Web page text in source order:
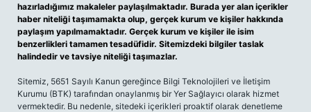
hazırladığımız makaleler paylaşılmaktadır. Burada yer alan içerikler
haber niteliği taşımamakta olup, gerçek kurum ve kişiler hakkında
paylaşım yapılmamaktadır. Gerçek kurum ve kişiler ile isim
benzerlikleri tamamen tesadüfidir. Sitemizdeki bilgiler taslak
halindedir ve tavsiye niteliği taşımazlar.
Sitemiz, 5651 Sayılı Kanun gereğince Bilgi Teknolojileri ve İletişim
Kurumu (BTK) tarafından onaylanmış bir Yer Sağlayıcı olarak hizmet
vermektedir. Bu nedenle, sitedeki içerikleri proaktif olarak denetleme